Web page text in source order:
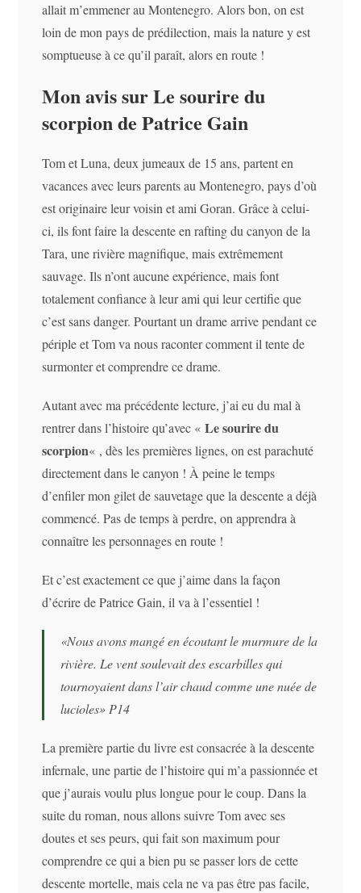
allait m’emmener au Montenegro. Alors bon, on est
loin de mon pays de prédilection, mais la nature y est
somptueuse à ce qu’il paraît, alors en route !
Mon avis sur Le sourire du
scorpion de Patrice Gain
Tom et Luna, deux jumeaux de 15 ans, partent en
vacances avec leurs parents au Montenegro, pays d’où
est originaire leur voisin et ami Goran. Grâce à celui-
ci, ils font faire la descente en rafting du canyon de la
Tara, une rivière magnifique, mais extrêmement
sauvage. Ils n’ont aucune expérience, mais font
totalement confiance à leur ami qui leur certifie que
c’est sans danger. Pourtant un drame arrive pendant ce
périple et Tom va nous raconter comment il tente de
surmonter et comprendre ce drame.
Autant avec ma précédente lecture, j’ai eu du mal à
rentrer dans l’histoire qu’avec «Le sourire du
scorpion« , dès les premières lignes, on est parachuté
directement dans le canyon ! À peine le temps
d’enfiler mon gilet de sauvetage que la descente a déjà
commencé. Pas de temps à perdre, on apprendra à
connaître les personnages en route !
Et c’est exactement ce que j’aime dans la façon
d’écrire de Patrice Gain, il va à l’essentiel !
«Nous avons mangé en écoutant le murmure de la
rivière. Le vent soulevait des escarbilles qui
tournoyaient dans l’air chaud comme une nuée de
lucioles» P14
La première partie du livre est consacrée à la descente
infernale, une partie de l’histoire qui m’a passionnée et
que j’aurais voulu plus longue pour le coup. Dans la
suite du roman, nous allons suivre Tom avec ses
doutes et ses peurs, qui fait son maximum pour
comprendre ce qui a bien pu se passer lors de cette
descente mortelle, mais cela ne va pas être pas facile,